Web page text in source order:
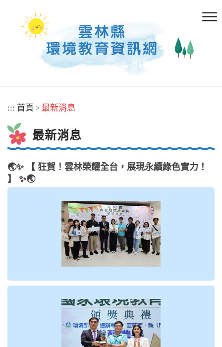
::: 首頁 > 最新消息
最新消息
🌏✨ 【 狂賀！雲林榮耀全台，展現永續綠色實力！
】 ✨🌏